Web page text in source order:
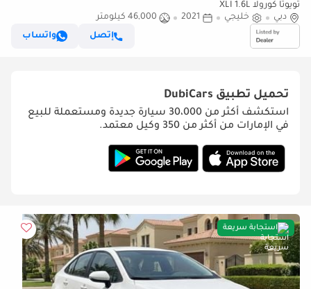
تويوتا كورولا XLI 1.6L
دبي
خليجي 2021
46,000 كيلومتر
إتصل
واتساب
تحميل تطبيق DubiCars
استكشف أكثر من 30،000 سيارة جديدة ومستعملة للبيع
في الإمارات من أكثر من 350 وكيل معتمد.
استجابة سريعة